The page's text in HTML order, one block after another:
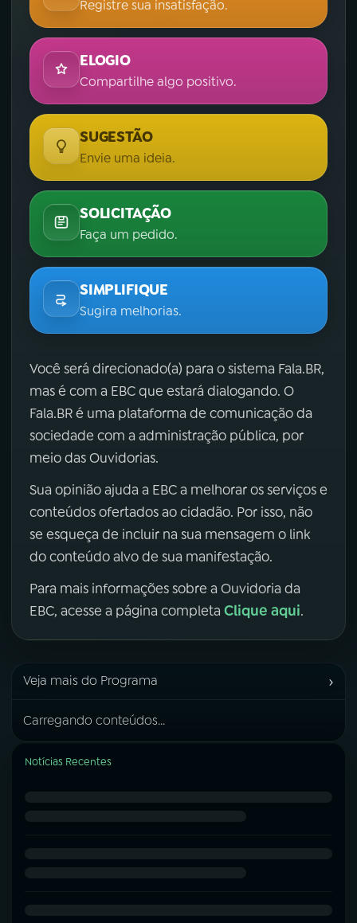
Registre sua insatisfação.
ELOGIO
Compartilhe algo positivo.
SUGESTÃO
Envie uma ideia.
SOLICITAÇÃO
Faça um pedido.
SIMPLIFIQUE
Sugira melhorias.
Você será direcionado(a) para o sistema Fala.BR,
mas é com a EBC que estará dialogando. O
Fala.BR é uma plataforma de comunicação da
sociedade com a administração pública, por
meio das Ouvidorias.
Sua opinião ajuda a EBC a melhorar os serviços e
conteúdos ofertados ao cidadão. Por isso, não
se esqueça de incluir na sua mensagem o link
do conteúdo alvo de sua manifestação.
Para mais informações sobre a Ouvidoria da
EBC, acesse a página completa Clique aqui.
Veja mais do Programa ›
Carregando conteúdos...
Notícias Recentes